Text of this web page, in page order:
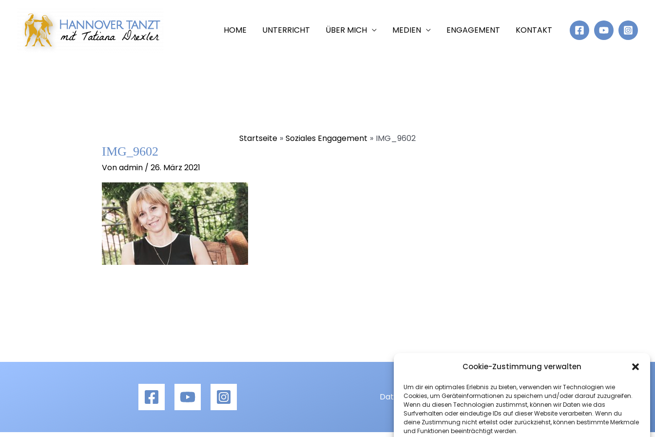
Cookie-Zustimmung verwalten
Um dir ein optimales Erlebnis zu bieten, verwenden wir Technologien wie
Cookies, um Geräteinformationen zu speichern und/oder darauf zuzugreifen.
Wenn du diesen Technologien zustimmst, können wir Daten wie das
Surfverhalten oder eindeutige IDs auf dieser Website verarbeiten. Wenn du
deine Zustimmung nicht erteilst oder zurückziehst, können bestimmte Merkmale
und Funktionen beeinträchtigt werden.
springen
HOME UNTERRICHT ÜBER MICH MEDIEN ENGAGEMENT KONTAKT
Startseite Soziales Engagement IMG_9602
IMG_9602
Vonadmin / 26. März 2021
Datenschutzerklärung Impressum Kontakt